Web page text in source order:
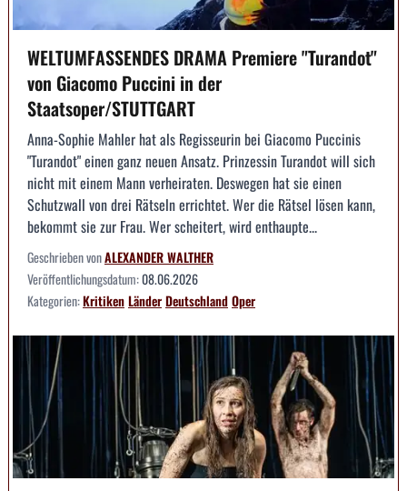
WELTUMFASSENDES DRAMA Premiere "Turandot"
von Giacomo Puccini in der
Staatsoper/STUTTGART
Anna-Sophie Mahler hat als Regisseurin bei Giacomo Puccinis
"Turandot" einen ganz neuen Ansatz. Prinzessin Turandot will sich
nicht mit einem Mann verheiraten. Deswegen hat sie einen
Schutzwall von drei Rätseln errichtet. Wer die Rätsel lösen kann,
bekommt sie zur Frau. Wer scheitert, wird enthaupte...
Geschrieben vonALEXANDER WALTHER
Veröffentlichungsdatum:08.06.2026
Kategorien:KritikenLänderDeutschlandOper